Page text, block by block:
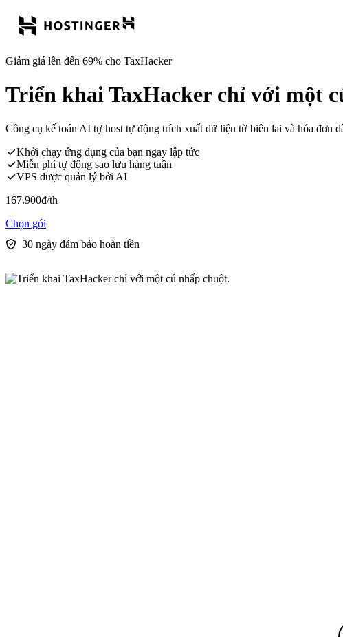
Giảm giá lên đến 69% cho TaxHacker
Triển khai TaxHacker chỉ với một
Công cụ kế toán AI tự host tự động trích xuất dữ liệu từ biên lai và hóa đơn
Khởi chạy ứng dụng của bạn ngay lập tức
Miễn phí tự động sao lưu hàng tuần
VPS được quản lý bởi AI
167.900đ/th
Chọn gói
30 ngày đảm bảo hoàn tiền